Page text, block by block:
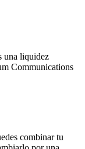
una liquidez
Communications
combinar tu